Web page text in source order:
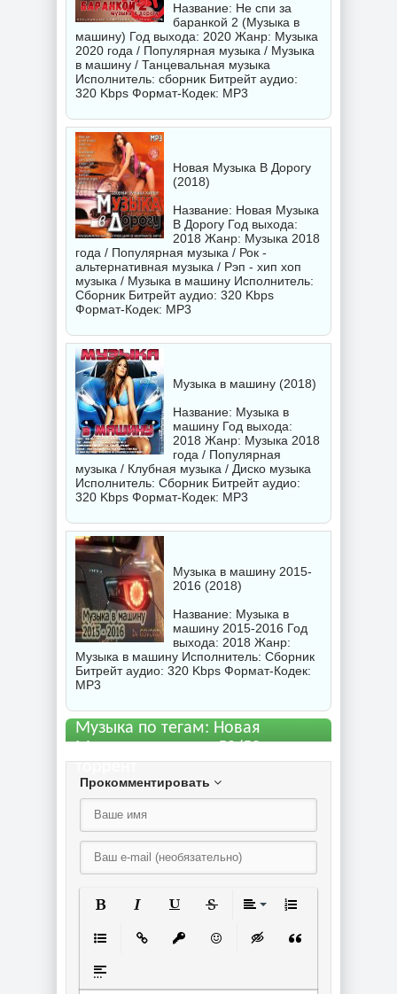
Название: Не спи за
баранкой 2 (Музыка в
машину) Год выхода: 2020 Жанр: Музыка
2020 года / Популярная музыка / Музыка
в машину / Танцевальная музыка
Исполнитель: сборник Битрейт аудио:
320 Kbps Формат-Кодек: MP3
Новая Музыка В Дорогу
(2018)
Название: Новая Музыка
В Дорогу Год выхода:
2018 Жанр: Музыка 2018
года / Популярная музыка / Рок -
альтернативная музыка / Рэп - хип хоп
музыка / Музыка в машину Исполнитель:
Сборник Битрейт аудио: 320 Kbps
Формат-Кодек: MP3
Музыка в машину (2018)
Название: Музыка в
машину Год выхода:
2018 Жанр: Музыка 2018
года / Популярная
музыка / Клубная музыка / Диско музыка
Исполнитель: Сборник Битрейт аудио:
320 Kbps Формат-Кодек: MP3
Музыка в машину 2015-
2016 (2018)
Название: Музыка в
машину 2015-2016 Год
выхода: 2018 Жанр:
Музыка в машину Исполнитель: Сборник
Битрейт аудио: 320 Kbps Формат-Кодек:
MP3
Музыка по тегам: Новая
торрент
Прокомментировать